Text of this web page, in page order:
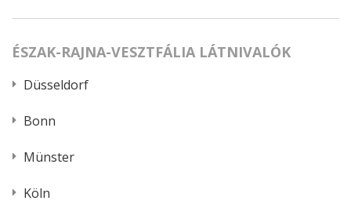
ÉSZAK-RAJNA-VESZTFÁLIA LÁTNIVALÓK
Düsseldorf
Bonn
Münster
Köln